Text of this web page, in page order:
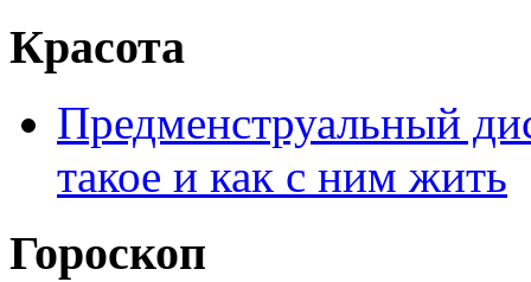
Красота
Предменструальный
такое и как с ним жить
Гороскоп